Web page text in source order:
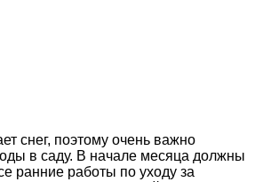
снег, поэтому очень важно
в саду. В начале месяца должны
ранние работы по уходу за